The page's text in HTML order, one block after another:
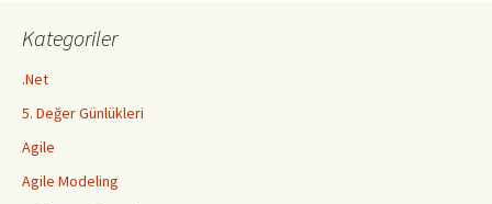
Kategoriler
.Net
5. Değer Günlükleri
Agile
Agile Modeling